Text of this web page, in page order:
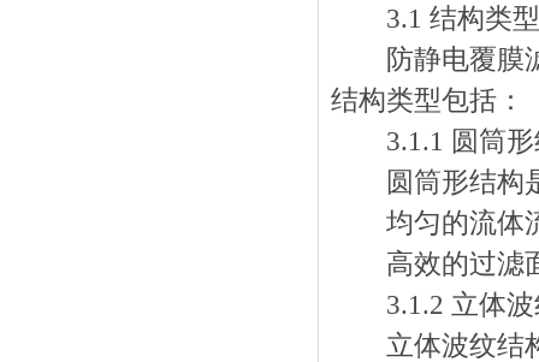
3.1 结构类型
防静电覆膜滤
结构类型包括：
3.1.1 圆筒形
圆筒形结构是
均匀的流体流
高效的过滤面
3.1.2 立体波
立体波纹结构